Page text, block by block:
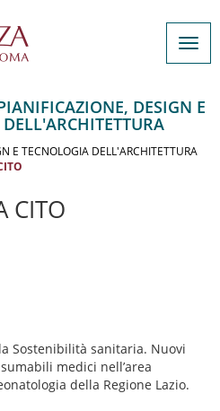
DESIGN E
E TECNOLOGIA DELL'ARCHITETTURA
CITO
Sostenibilità sanitaria. Nuovi
medici nell’area
della Regione Lazio.